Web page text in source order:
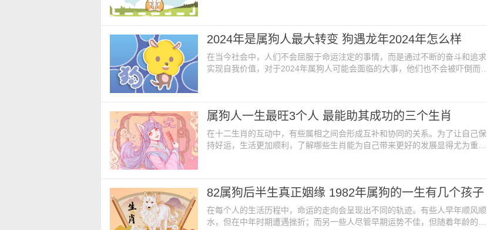
他们可能会面临婚姻问题，而单身者可能会感到难以脱离单
2024年是属狗人最大转变 狗遇龙年2024年怎么样
在当今社会中，人们不会屈服于命运注定的事情，而是通过不断的奋斗和追求
实现自我价值，对于2024年属狗人可能会面临的大事，他们也不会被吓倒而是
全防范措施，以免影响健康状况。同时，此年也是属狗人要格外
属狗人一生最旺3个人 最能助其成功的三个生肖
在十二生肖的互动中，有些属相之间会形成互补和协同的关系。为了让自己保
持好运，生活更加顺利，了解哪些生肖能为自己带来更好的发展显得尤为重
的关系。只要在一起合作，就能兴旺发达。正如俗话所说，“狗遇兔就能富
82属狗后半生真正姻缘 1982年属狗的一生有几个孩子
在每个人的生活历程中，命运的走向会呈现出不同的轨迹。有些人早年顺风顺
水，但在中年时期遭遇挫折；而另一些人尽管早期运势不佳，但随着年龄的增